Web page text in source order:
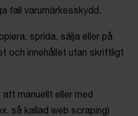
fall varumärkesskydd.
sprida, sälja eller på
och innehållet utan skriftligt
manuellt eller med
så kallad web scraping)